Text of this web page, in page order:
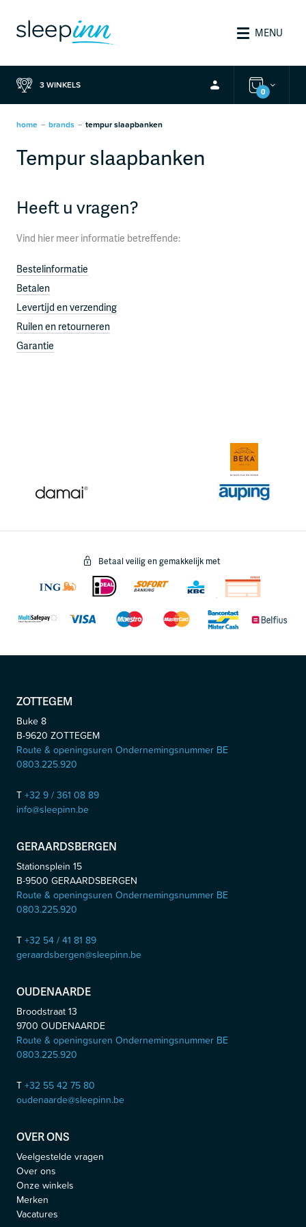
MENU
3 WINKELS
0
home — brands — tempur slaapbanken
Tempur slaapbanken
Heeft u vragen?
Vind hier meer informatie betreffende:
Bestelinformatie
Betalen
Levertijd en verzending
Ruilen en retourneren
Garantie
Betaal veilig en gemakkelijk met
ZOTTEGEM
Buke 8
B-9620 ZOTTEGEM
Route & openingsuren Ondernemingsnummer BE
0803.225.920
T +32 9 / 361 08 89
info@sleepinn.be
GERAARDSBERGEN
Stationsplein 15
B-9500 GERAARDSBERGEN
Route & openingsuren Ondernemingsnummer BE
0803.225.920
T +32 54 / 41 81 89
geraardsbergen@sleepinn.be
OUDENAARDE
Broodstraat 13
9700 OUDENAARDE
Route & openingsuren Ondernemingsnummer BE
0803.225.920
T +32 55 42 75 80
oudenaarde@sleepinn.be
OVER ONS
Veelgestelde vragen
Over ons
Onze winkels
Merken
Vacatures